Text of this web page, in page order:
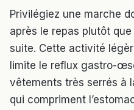
Privilégiez une marche
après le repas plutôt
suite. Cette activité
limite le reflux gastro-
vêtements très serrés à
qui compriment